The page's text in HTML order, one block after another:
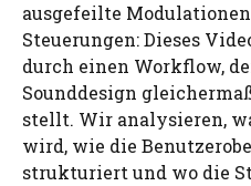
ausgefeilte
Steuerungen: Dieses
durch einen Workflow,
Sounddesign
stellt. Wir analysieren,
wird, wie die
strukturiert und wo die